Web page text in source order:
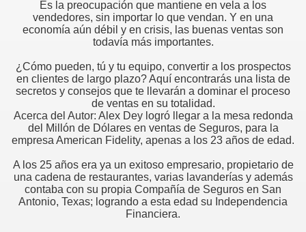
Es la preocupación que mantiene en vela a los
vendedores, sin importar lo que vendan. Y en una
economía aún débil y en crisis, las buenas ventas son
todavía más importantes.
¿Cómo pueden, tú y tu equipo, convertir a los prospectos
en clientes de largo plazo? Aquí encontrarás una lista de
secretos y consejos que te llevarán a dominar el proceso
de ventas en su totalidad.
Acerca del Autor: Alex Dey logró llegar a la mesa redonda
del Millón de Dólares en ventas de Seguros, para la
empresa American Fidelity, apenas a los 23 años de edad.
A los 25 años era ya un exitoso empresario, propietario de
una cadena de restaurantes, varias lavanderías y además
contaba con su propia Compañía de Seguros en San
Antonio, Texas; logrando a esta edad su Independencia
Financiera.